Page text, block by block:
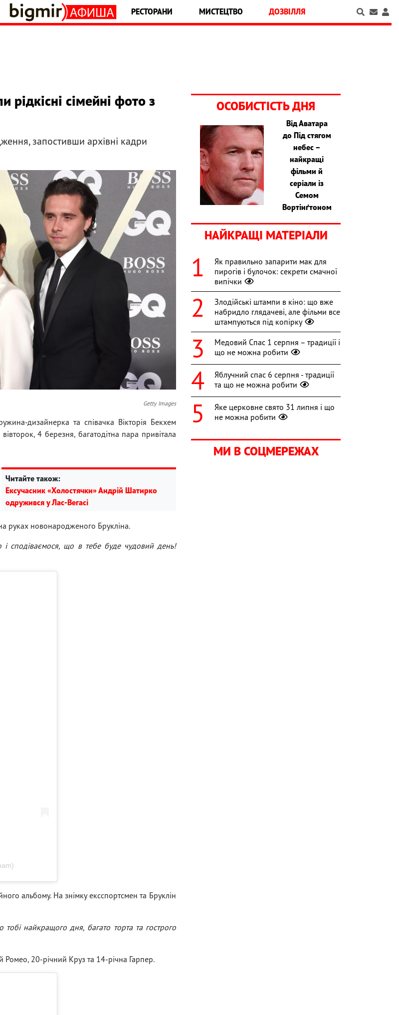
РЕСТОРАНИ МИСТЕЦТВО ДОЗВІЛЛЯ
рідкісні сімейні фото з
запостивши архівні кадри
Getty Images
дизайнерка та співачка Вікторія Бекхем
4 березня, багатодітна пара привітала
Читайте також:
Ексучасник «Холостячки» Андрій Шатирко
одружився у Лас-Вегасі
руках новонародженого Брукліна.
сподіваємося, що в тебе буде чудовий день!
альбому. На знімку ексспортсмен та Бруклін
найкращого дня, багато торта та гострого
Ромео, 20-річний Круз та 14-річна Гарпер.
ОСОБИСТІСТЬ ДНЯ
Від Аватара
до Під стягом
небес –
найкращі
фільми й
серіали із
Семом
Вортінґтоном
НАЙКРАЩІ МАТЕРІАЛИ
Як правильно запарити мак для
пирогів і булочок: секрети смачної
випічки
Злодійські штампи в кіно: що вже
набридло глядачеві, але фільми все
штампуються під копірку
Медовий Спас 1 серпня – традиції і
що не можна робити
Яблучний спас 6 серпня - традиції
та що не можна робити
Яке церковне свято 31 липня і що
не можна робити
МИ В СОЦМЕРЕЖАХ